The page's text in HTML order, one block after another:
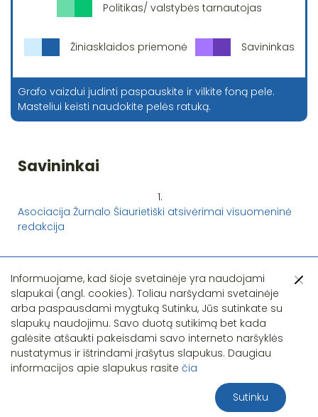
Politikas/ valstybės tarnautojas
Žiniasklaidos priemonė Savininkas
Grafo vaizdui judinti paspauskite ir vilkite foną pele.
Masteliui keisti naudokite pelės ratuką.
Savininkai
1.
Asociacija Žurnalo Šiaurietiški atsivėrimai visuomeninė
redakcija
Pastebėjote klaidą?
Informuojame, kad šioje svetainėje yra naudojami
slapukai (angl. cookies). Toliau naršydami svetainėje
arba paspausdami mygtuką Sutinku, Jūs sutinkate su
slapukų naudojimu. Savo duotą sutikimą bet kada
galėsite atšaukti pakeisdami savo interneto naršyklės
nustatymus ir ištrindami įrašytus slapukus. Daugiau
informacijos apie slapukus rasite čia
Sutinku